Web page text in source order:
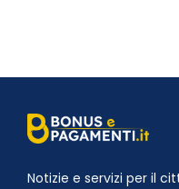
Notizie e servizi per il